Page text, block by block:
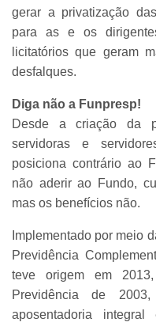
gerar a privatização
para as e os
licitatórios que geram
desfalques.
Diga não a Funpresp!
Desde a criação da
servidoras e
posiciona contrário ao
não aderir ao Fundo,
mas os benefícios não.
Implementado por meio
Previdência
teve origem em
Previdência de
aposentadoria